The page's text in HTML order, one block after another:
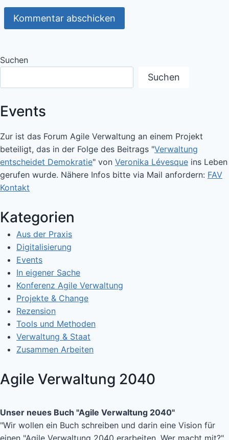
Suchen
Suchen
Events
Zur ist das Forum Agile Verwaltung an einem Projekt
beteiligt, das in der Folge des Beitrags "Verwaltung
entscheidet Demokratie" von Veronika Lévesque ins Leben
gerufen wurde. Nähere Infos bitte via Mail anfordern: FAV
Kontakt
Kategorien
Aus der Praxis
Digitalisierung
Events
In eigener Sache
Konferenz Agile Verwaltung
Projekte & Change
Rezension
Tools und Methoden
Verwaltung & Staat
Zusammen Arbeiten
Agile Verwaltung 2040
Unser neues Buch "Agile Verwaltung 2040"
"Wir wollen ein Buch schreiben und darin eine Vision für